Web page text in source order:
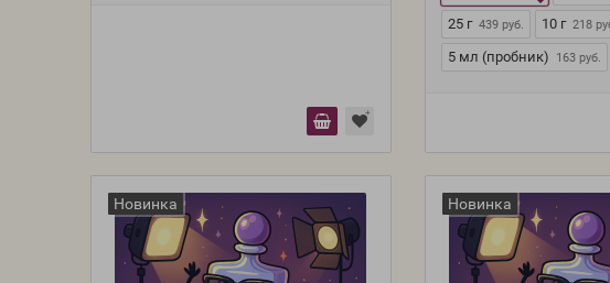
25 г 439 руб. 10 г 218
5 мл (пробник) 163 руб.
Новинка Новинка